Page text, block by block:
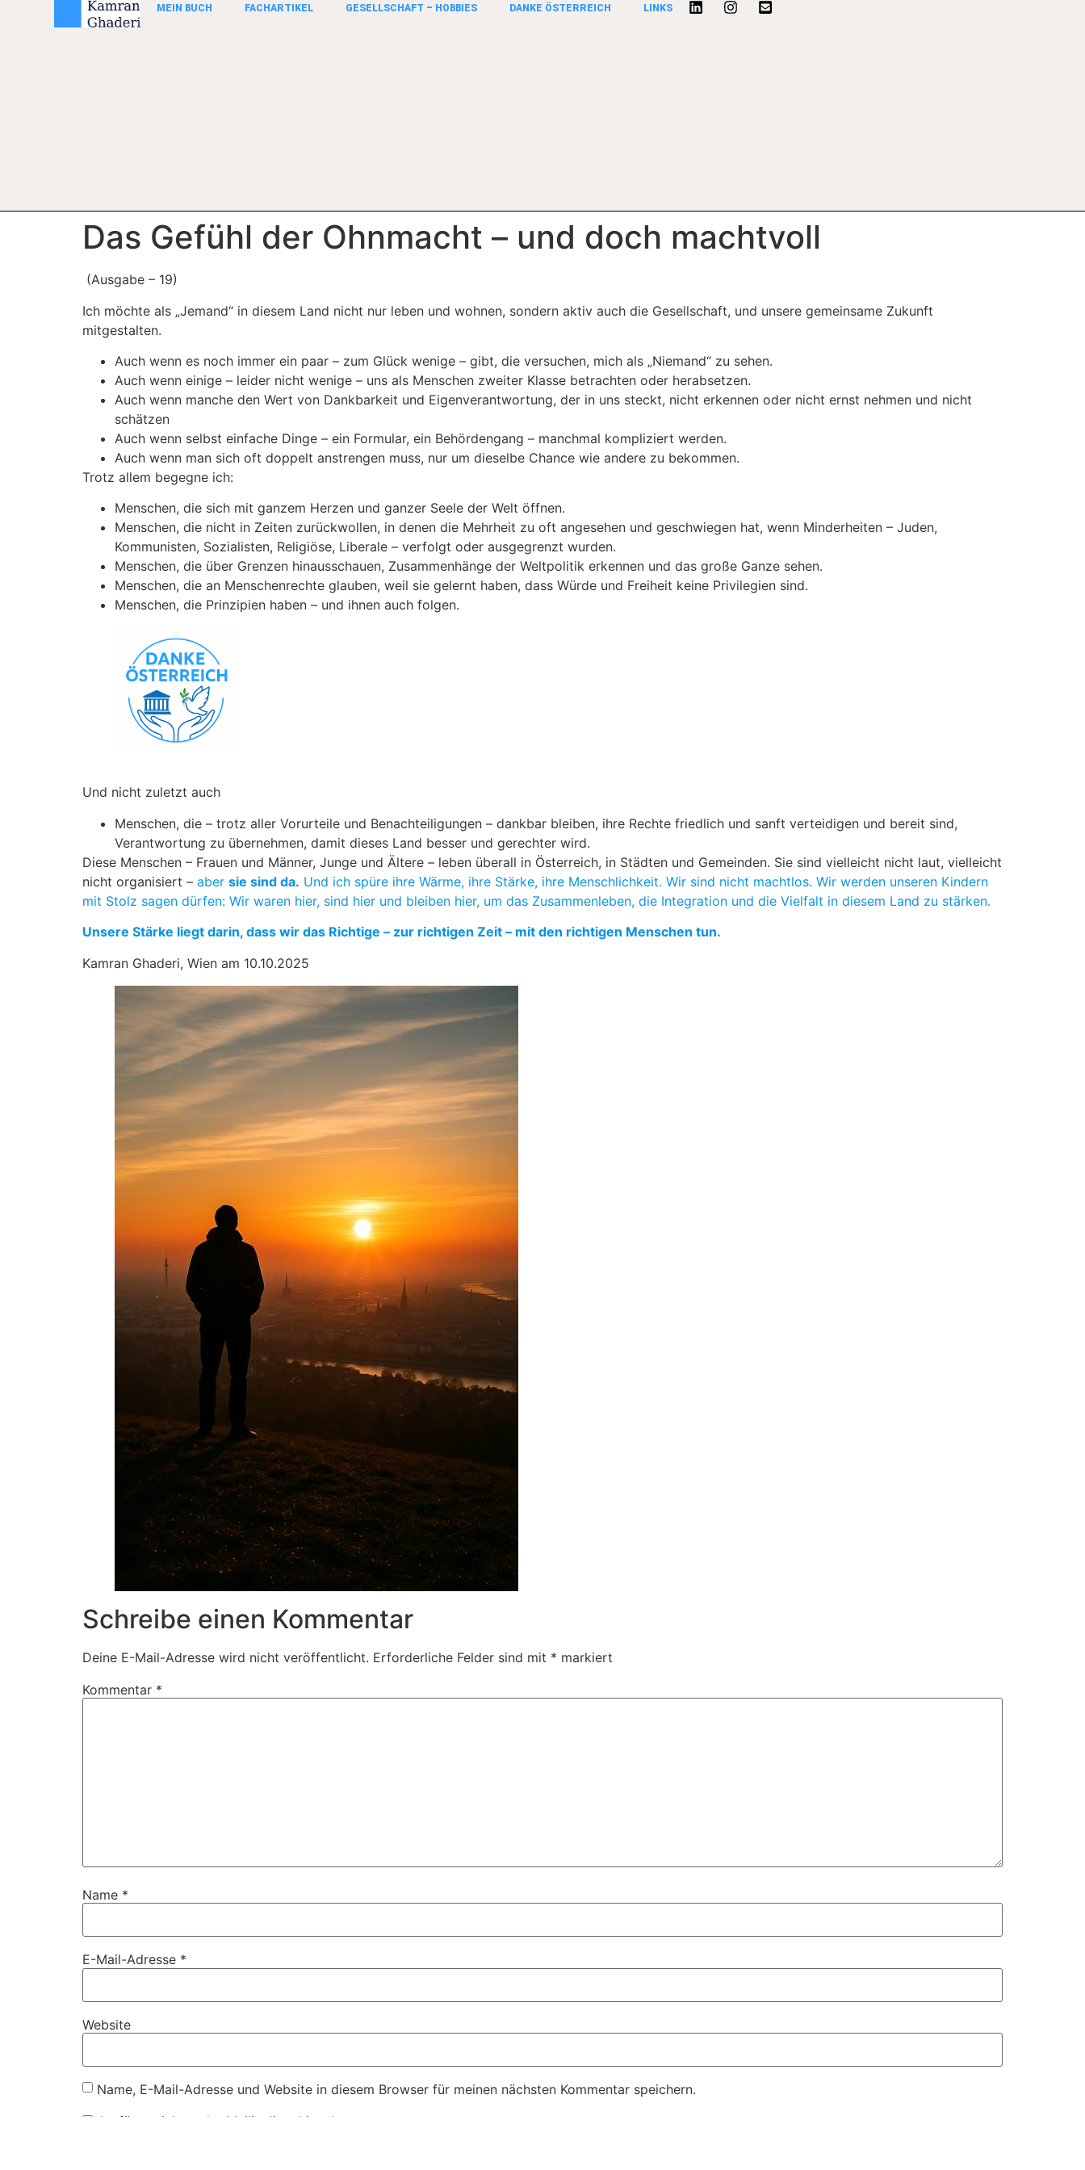
MEIN BUCH FACHARTIKEL GESELLSCHAFT – HOBBIES DANKE ÖSTERREICH LINKS
Das Gefühl der Ohnmacht – und doch machtvoll
(Ausgabe – 19)
Ich möchte als „Jemand“ in diesem Land nicht nur leben und wohnen, sondern aktiv auch die Gesellschaft, und unsere gemeinsame Zukunft
mitgestalten.
Auch wenn es noch immer ein paar – zum Glück wenige – gibt, die versuchen, mich als „Niemand“ zu sehen.
Auch wenn einige – leider nicht wenige – uns als Menschen zweiter Klasse betrachten oder herabsetzen.
Auch wenn manche den Wert von Dankbarkeit und Eigenverantwortung, der in uns steckt, nicht erkennen oder nicht ernst nehmen und nicht
schätzen
Auch wenn selbst einfache Dinge – ein Formular, ein Behördengang – manchmal kompliziert werden.
Auch wenn man sich oft doppelt anstrengen muss, nur um dieselbe Chance wie andere zu bekommen.
Trotz allem begegne ich:
Menschen, die sich mit ganzem Herzen und ganzer Seele der Welt öffnen.
Menschen, die nicht in Zeiten zurückwollen, in denen die Mehrheit zu oft angesehen und geschwiegen hat, wenn Minderheiten – Juden,
Kommunisten, Sozialisten, Religiöse, Liberale – verfolgt oder ausgegrenzt wurden.
Menschen, die über Grenzen hinausschauen, Zusammenhänge der Weltpolitik erkennen und das große Ganze sehen.
Menschen, die an Menschenrechte glauben, weil sie gelernt haben, dass Würde und Freiheit keine Privilegien sind.
Menschen, die Prinzipien haben – und ihnen auch folgen.
Und nicht zuletzt auch
Menschen, die – trotz aller Vorurteile und Benachteiligungen – dankbar bleiben, ihre Rechte friedlich und sanft verteidigen und bereit sind,
Verantwortung zu übernehmen, damit dieses Land besser und gerechter wird.
Diese Menschen – Frauen und Männer, Junge und Ältere – leben überall in Österreich, in Städten und Gemeinden. Sie sind vielleicht nicht laut, vielleicht
nicht organisiert – aber sie sind da. Und ich spüre ihre Wärme, ihre Stärke, ihre Menschlichkeit. Wir sind nicht machtlos. Wir werden unseren Kindern
mit Stolz sagen dürfen: Wir waren hier, sind hier und bleiben hier, um das Zusammenleben, die Integration und die Vielfalt in diesem Land zu stärken.
Unsere Stärke liegt darin, dass wir das Richtige – zur richtigen Zeit – mit den richtigen Menschen tun.
Kamran Ghaderi, Wien am 10.10.2025
Schreibe einen Kommentar
Deine E-Mail-Adresse wird nicht veröffentlicht. Erforderliche Felder sind mit * markiert
Kommentar *
Name *
E-Mail-Adresse *
Website
Name, E-Mail-Adresse und Website in diesem Browser für meinen nächsten Kommentar speichern.
Ja, füge mich zu der Mailingliste hinzu!